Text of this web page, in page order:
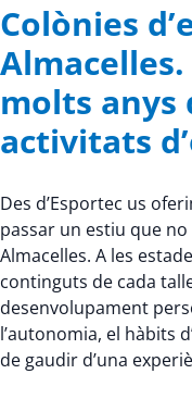
Colònies
molts anys
activitats
Des d’Esportec us
passar un estiu que
Almacelles. A les
continguts de cada
desenvolupament
l’autonomia, el hàbits
de gaudir d’una